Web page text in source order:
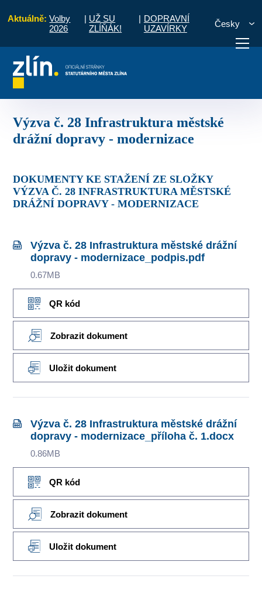
Aktuálně: Volby
2026
| UŽ SU
ZLÍŇÁK!
| DOPRAVNÍ
UZAVÍRKY
Česky
vyřídit Potřebuji zaplatit Diskuzní
Výzva č. 28 Infrastruktura městské
drážní dopravy - modernizace
DOKUMENTY KE STAŽENÍ ZE SLOŽKY
VÝZVA Č. 28 INFRASTRUKTURA MĚSTSKÉ
DRÁŽNÍ DOPRAVY - MODERNIZACE
Výzva č. 28 Infrastruktura městské drážní
dopravy - modernizace_podpis.pdf
0.67MB
QR kód
Zobrazit dokument
Uložit dokument
Výzva č. 28 Infrastruktura městské drážní
dopravy - modernizace_příloha č. 1.docx
0.86MB
QR kód
Zobrazit dokument
Uložit dokument